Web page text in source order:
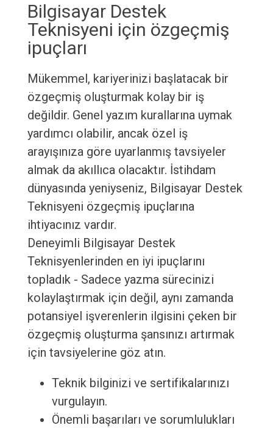
Bilgisayar Destek
Teknisyeni için özgeçmiş
ipuçları
Mükemmel, kariyerinizi başlatacak bir
özgeçmiş oluşturmak kolay bir iş
değildir. Genel yazım kurallarına uymak
yardımcı olabilir, ancak özel iş
arayışınıza göre uyarlanmış tavsiyeler
almak da akıllıca olacaktır. İstihdam
dünyasında yeniyseniz, Bilgisayar Destek
Teknisyeni özgeçmiş ipuçlarına
ihtiyacınız vardır.
Deneyimli Bilgisayar Destek
Teknisyenlerinden en iyi ipuçlarını
topladık - Sadece yazma sürecinizi
kolaylaştırmak için değil, aynı zamanda
potansiyel işverenlerin ilgisini çeken bir
özgeçmiş oluşturma şansınızı artırmak
için tavsiyelerine göz atın.
Teknik bilginizi ve sertifikalarınızı
vurgulayın.
Önemli başarıları ve sorumlulukları